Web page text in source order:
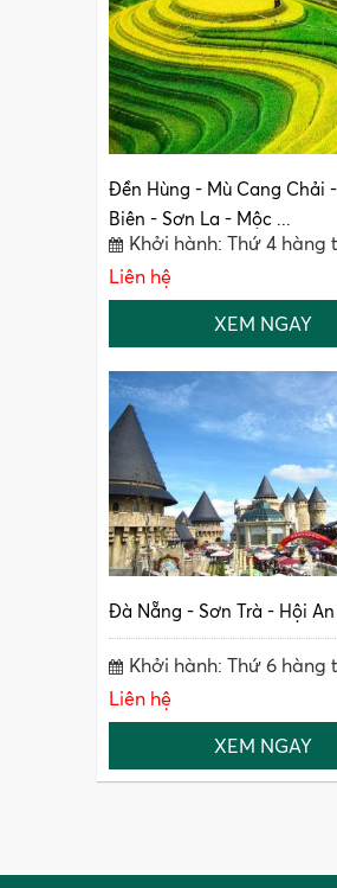
Đền Hùng - Mù Cang Chải
Biên - Sơn La - Mộc ...
Khởi hành: Thứ 4 hàng
Liên hệ
XEM NGAY
Đà Nẵng - Sơn Trà - Hội
Khởi hành: Thứ 6 hàng
Liên hệ
XEM NGAY